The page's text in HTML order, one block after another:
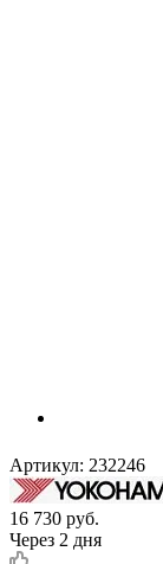
Артикул: 232246
16 730 руб.
Через 2 дня